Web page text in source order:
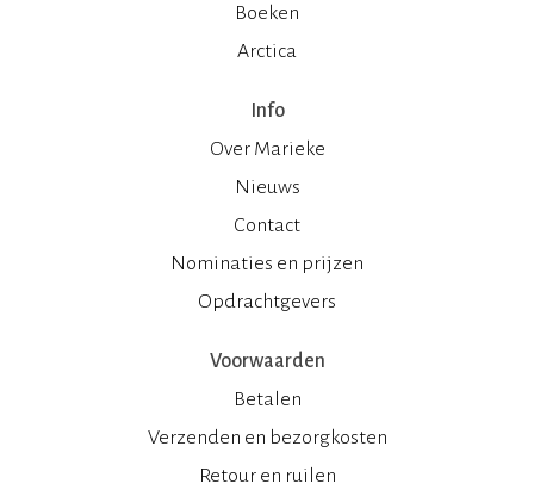
Boeken
Arctica
Info
Over Marieke
Nieuws
Contact
Nominaties en prijzen
Opdrachtgevers
Voorwaarden
Betalen
Verzenden en bezorgkosten
Retour en ruilen